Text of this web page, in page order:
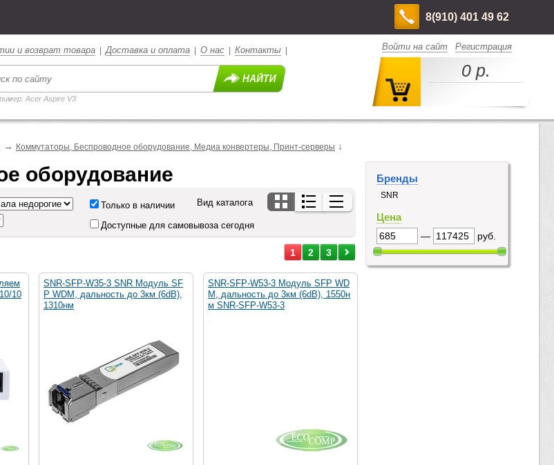
8(910) 401 49 62
и возврат товара |Доставка и оплата О нас Контакты
Acer Aspire V3
Войти на сайт Регистрация
0 р.
→ Коммутаторы, Беспроводное оборудование, Медиа конвертеры, Принт-серверы ↓
оборудование
Только в наличии
Доступные для самовывоза сегодня
Вид каталога
1 2 3
10
SNR-SFP-W35-3 SNR Модуль SF
P WDM, дальность до 3км (6dB),
1310нм
SNR-SFP-W53-3 Модуль SFP WD
M, дальность до 3км (6dB), 1550н
м SNR-SFP-W53-3
Бренды
SNR
Цена
— руб.